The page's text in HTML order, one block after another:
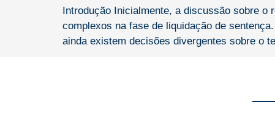
Introdução Inicialmente, a discussão sobre o
complexos na fase de liquidação de
ainda existem decisões divergentes sobre o